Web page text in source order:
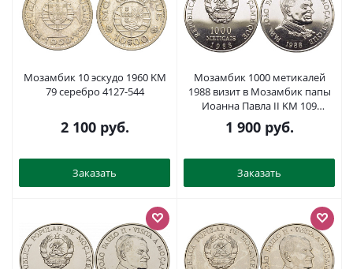
Мозамбик 10 эскудо 1960 KM
79 серебро 4127-544
2 100руб.
Заказать
Мозамбик 1000 метикалей
1988 визит в Мозамбик папы
Иоанна Павла II KM 109
медно-никель UNC 1080-4-52
1 900руб.
Заказать